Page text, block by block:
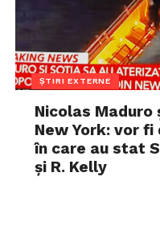
ȘTIRI EXTERNE
Nicolas Maduro
New York: vor
în care au stat
și R. Kelly